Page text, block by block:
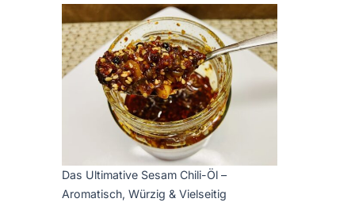
Das Ultimative Sesam Chili-Öl –
Aromatisch, Würzig & Vielseitig